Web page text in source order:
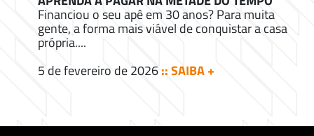
Financiou o seu apê em 30 anos? Para muita
gente, a forma mais viável de conquistar a casa
própria....
5 de fevereiro de 2026:: SAIBA +